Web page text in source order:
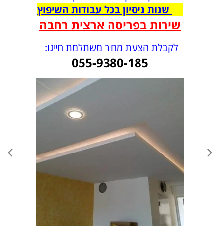
שירות בפריסה ארצית רחבה
לקבלת הצעת מחיר משתלמת חייגו:
055-9380-185